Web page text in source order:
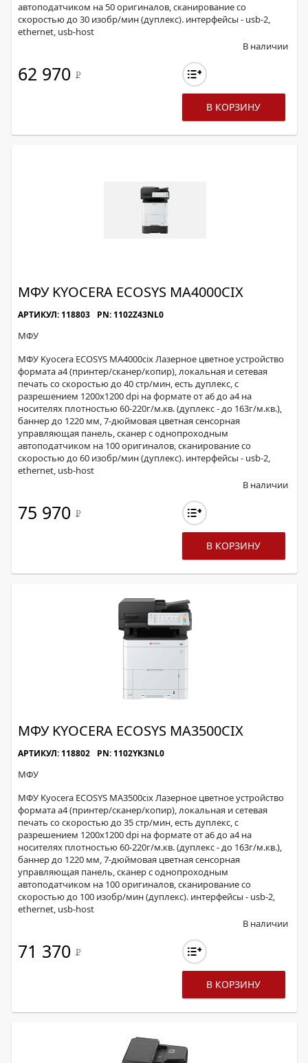
автоподатчиком на 50 оригиналов, сканирование со
скоростью до 30 изобр/мин (дуплекс). интерфейсы - usb-2,
ethernet, usb-host
В наличии
62 970 Р
В КОРЗИНУ
МФУ KYOCERA ECOSYS MA4000CIX
АРТИКУЛ: 118803 PN: 1102Z43NL0
МФУ
МФУ Kyocera ECOSYS MA4000cix Лазерное цветное устройство
формата а4 (принтер/сканер/копир), локальная и сетевая
печать со скоростью до 40 стр/мин, есть дуплекс, с
разрешением 1200х1200 dpi на формате от а6 до а4 на
носителях плотностью 60-220г/м.кв. (дуплекс - до 163г/м.кв.),
баннер до 1220 мм, 7-дюймовая цветная сенсорная
управляющая панель, сканер с однопроходным
автоподатчиком на 100 оригиналов, сканирование со
скоростью до 60 изобр/мин (дуплекс). интерфейсы - usb-2,
ethernet, usb-host
В наличии
75 970 Р
В КОРЗИНУ
МФУ KYOCERA ECOSYS MA3500CIX
АРТИКУЛ: 118802 PN: 1102YK3NL0
МФУ
МФУ Kyocera ECOSYS MA3500cix Лазерное цветное устройство
формата а4 (принтер/сканер/копир), локальная и сетевая
печать со скоростью до 35 стр/мин, есть дуплекс, с
разрешением 1200х1200 dpi на формате от а6 до а4 на
носителях плотностью 60-220г/м.кв. (дуплекс - до 163г/м.кв.),
баннер до 1220 мм, 7-дюймовая цветная сенсорная
управляющая панель, сканер с однопроходным
автоподатчиком на 100 оригиналов, сканирование со
скоростью до 100 изобр/мин (дуплекс). интерфейсы - usb-2,
ethernet, usb-host
В наличии
71 370 Р
В КОРЗИНУ